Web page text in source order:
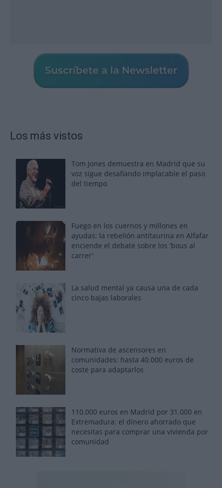
Los más vistos
Tom Jones demuestra en Madrid que su
voz sigue desafiando implacable el paso
del tiempo
Fuego en los cuernos y millones en
ayudas: la rebelión antitaurina en Alfafar
enciende el debate sobre los 'bous al
carrer'
La salud mental ya causa una de cada
cinco bajas laborales
Normativa de ascensores en
comunidades: hasta 40.000 euros de
coste para adaptarlos
110.000 euros en Madrid por 31.000 en
Extremadura: el dinero ahorrado que
necesitas para comprar una vivienda por
comunidad